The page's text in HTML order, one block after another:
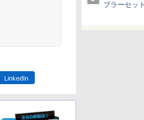
ブラーセッ
LinkedIn